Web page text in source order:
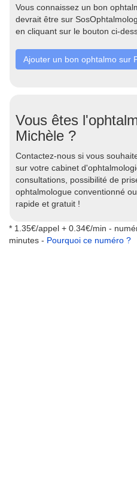
Vous connaissez un bon
devrait être sur
en cliquant sur le bouton ci-
Ajouter un bon ophtalmo sur
Vous êtes
Michèle ?
Contactez-nous si vous
sur votre cabinet
consultations, possibilité de
ophtalmologue conventionné
rapide et gratuit !
* 1.35€/appel + 0.34€/min -
minutes - Pourquoi ce numéro ?